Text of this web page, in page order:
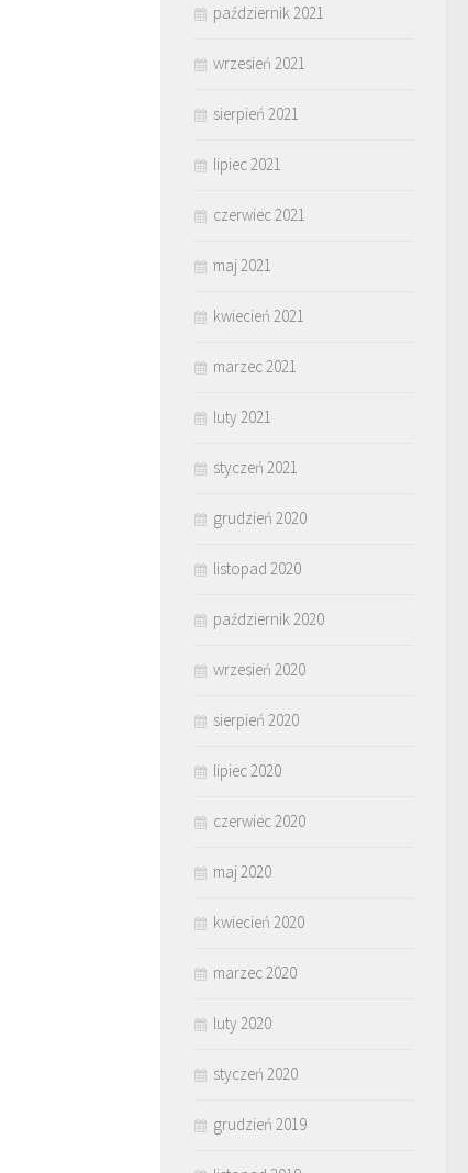
październik 2021
wrzesień 2021
sierpień 2021
lipiec 2021
czerwiec 2021
maj 2021
kwiecień 2021
marzec 2021
luty 2021
styczeń 2021
grudzień 2020
listopad 2020
październik 2020
wrzesień 2020
sierpień 2020
lipiec 2020
czerwiec 2020
maj 2020
kwiecień 2020
marzec 2020
luty 2020
styczeń 2020
grudzień 2019